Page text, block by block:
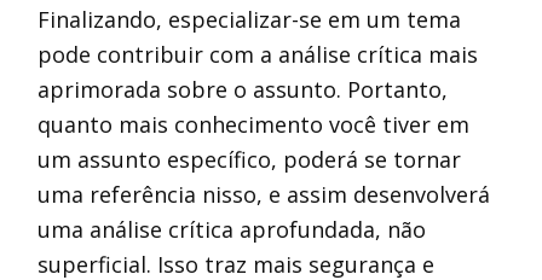
Finalizando, especializar-se em um tema
pode contribuir com a análise crítica mais
aprimorada sobre o assunto. Portanto,
quanto mais conhecimento você tiver em
um assunto específico, poderá se tornar
uma referência nisso, e assim desenvolverá
uma análise crítica aprofundada, não
superficial. Isso traz mais segurança e